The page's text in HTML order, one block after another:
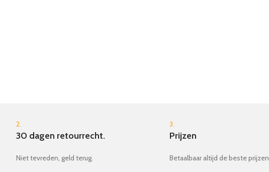
2.
30 dagen retourrecht.
Niet tevreden, geld terug.
3.
Prijzen
Betaalbaar altijd de beste prijzen